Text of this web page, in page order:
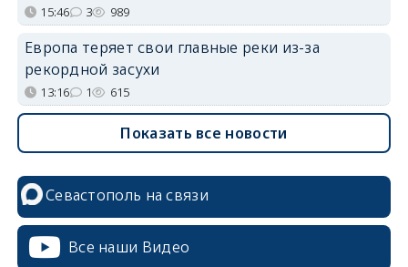
15:46 3 989
Европа теряет свои главные реки из-за
рекордной засухи
13:16 1 615
Показать все новости
Севастополь на связи
Все наши Видео